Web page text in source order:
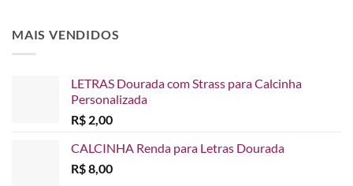
MAIS VENDIDOS
LETRAS Dourada com Strass para Calcinha
Personalizada
R$ 2,00
CALCINHA Renda para Letras Dourada
R$8,00